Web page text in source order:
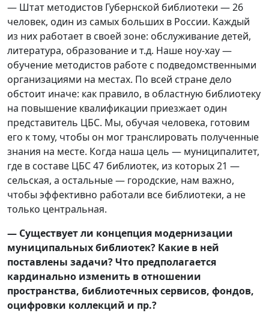
— Штат методистов Губернской библиотеки — 26
человек, один из самых больших в России. Каждый
из них работает в своей зоне: обслуживание детей,
литература, образование и т.д. Наше ноу-хау —
обучение методистов работе с подведомственными
организациями на местах. По всей стране дело
обстоит иначе: как правило, в областную библиотеку
на повышение квалификации приезжает один
представитель ЦБС. Мы, обучая человека, готовим
его к тому, чтобы он мог транслировать полученные
знания на месте. Когда наша цель — муниципалитет,
где в составе ЦБС 47 библиотек, из которых 21 —
сельская, а остальные — городские, нам важно,
чтобы эффективно работали все библиотеки, а не
только центральная.
— Существует ли концепция модернизации
муниципальных библиотек? Какие в ней
поставлены задачи? Что предполагается
кардинально изменить в отношении
пространства, библиотечных сервисов, фондов,
оцифровки коллекций и пр.?